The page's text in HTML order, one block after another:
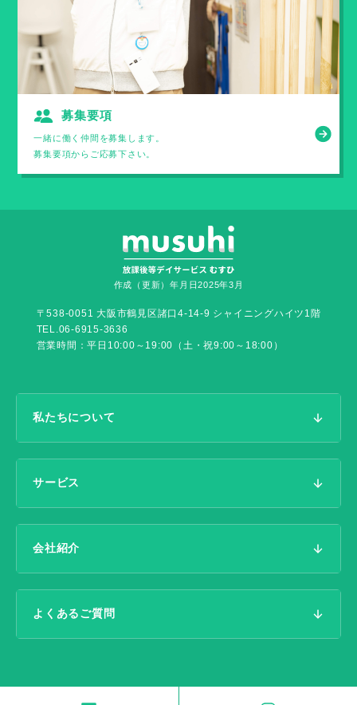
募集要項
一緒に働く仲間を募集します。
募集要項からご応募下さい。
作成（更新）年月日2025年3月
〒538-0051 大阪市鶴見区諸口4-14-9 シャイニングハイツ1階
TEL.06-6915-3636
営業時間：平日10:00～19:00（土・祝9:00～18:00）
私たちについて
サービス
会社紹介
よくあるご質問